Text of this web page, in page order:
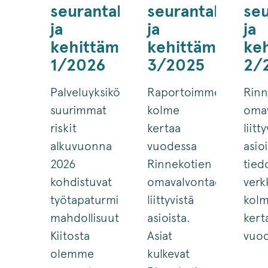
seurantahavainnot
ja
kehittämistoimenpiteet
1/2026
Palveluyksiköissä
suurimmat
riskit
alkuvuonna
2026
kohdistuvat
työtapaturmien
mahdollisuuteen.
Kiitosta
olemme
ja
3/2025
Raportoimme
kolme
kertaa
vuodessa
Rinnekotien
liittyvistä
asioista.
Asiat
kulkevat
ja
2/